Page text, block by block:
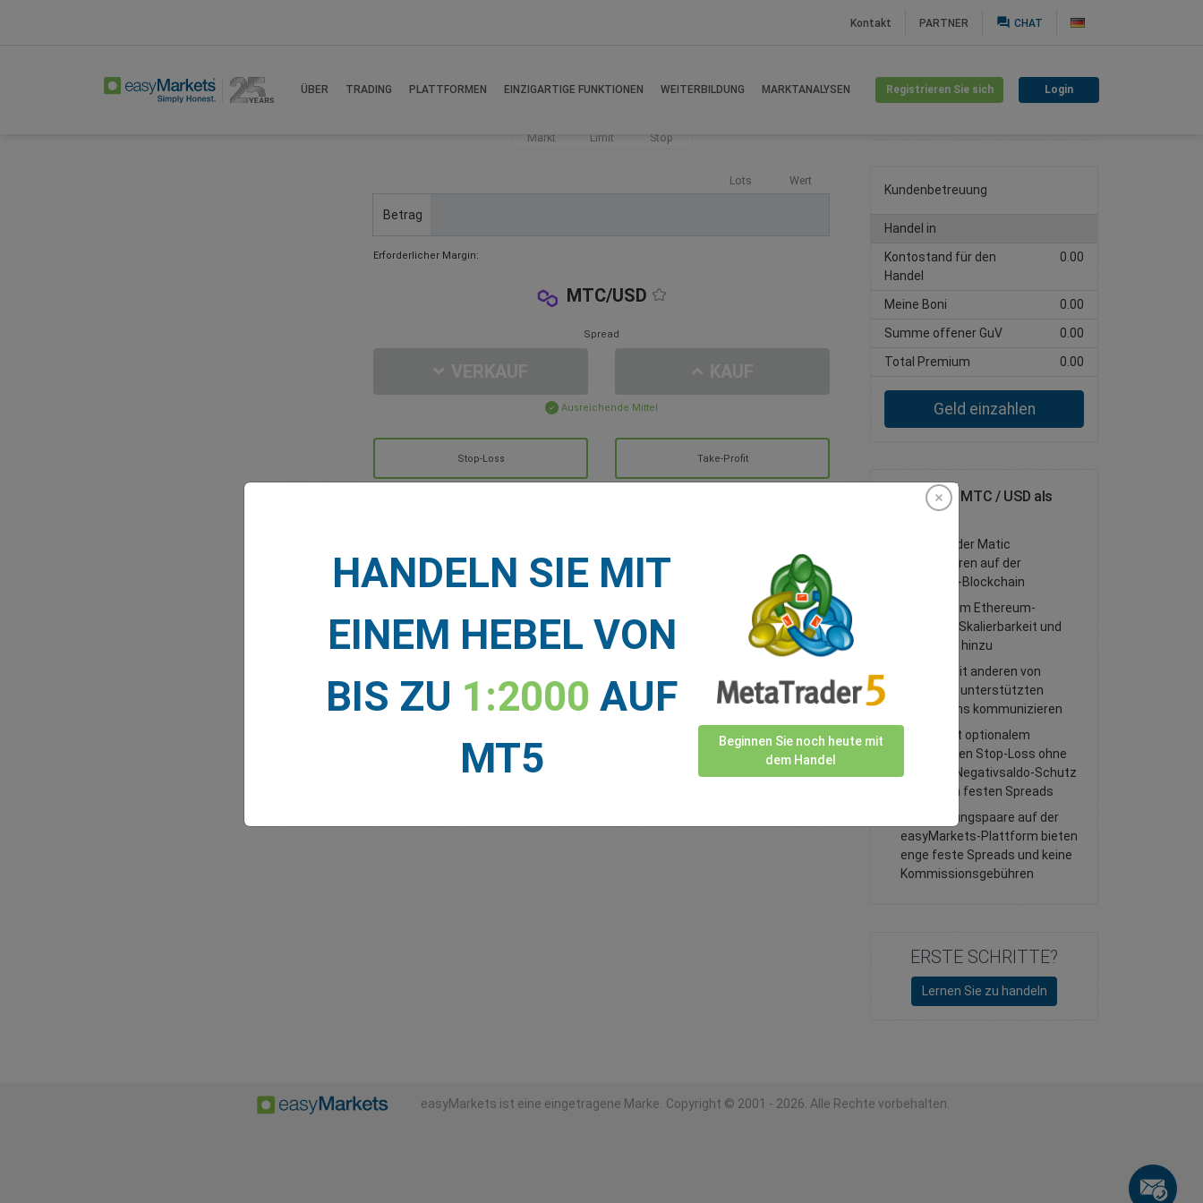
Kontakt PARTNER question_answer CHAT
ÜBER TRADING PLATTFORMEN EINZIGARTIGE FUNKTIONEN WEITERBILDUNG MARKTANALYSEN Registrieren Sie sich Login
Markt Limit Stop
Lots Wert
Betrag
Erforderlicher Margin:
MTC/USD
Spread
Ausreichende Mittel
Stop-Loss Take-Profit
Mehr anzeigen >
Handelskonto erstellen
Kundenbetreuung
Handel in
Kontostand für den
Handel
0.00
Meine Boni
0.00
Summe offener GuV
0.00
Total Premium
0.00
Geld einzahlen
Handeln Sie MTC / USD als
Spot-Trade
Polygon oder Matic
funktionieren auf der
Ethereum-Blockchain
Es fügt dem Ethereum-
Netzwerk Skalierbarkeit und
Flexibilität hinzu
Es kann mit anderen von
Ethereum unterstützten
Blockchains kommunizieren
Handel mit optionalem
garantierten Stop-Loss ohne
Slippage, Negativsaldo-Schutz
und engen festen Spreads
Alle Währungspaare auf der
easyMarkets-Plattform bieten
enge feste Spreads und keine
Kommissionsgebühren
ERSTE SCHRITTE?
Lernen Sie zu handeln
easyMarkets ist eine eingetragene Marke. Copyright © 2001 - 2026. Alle Rechte vorbehalten.
HANDELN SIE MIT
EINEM HEBEL VON
BIS ZU 1:2000 AUF
MT5
Beginnen Sie noch heute mit
dem Handel